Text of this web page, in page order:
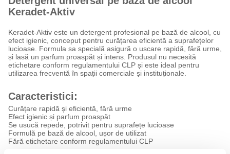
Keradet-Aktiv
Keradet-Aktiv este un detergent profesional pe bază de alcool, cu
efect igienic, conceput pentru curățarea eficientă a suprafețelor
lucioase. Formula sa specială asigură o uscare rapidă, fără urme,
și lasă un parfum proaspăt și intens. Produsul nu necesită
etichetare conform regulamentului CLP și este ideal pentru
utilizarea frecventă în spații comerciale și instituționale.
Caracteristici:
Curățare rapidă și eficientă, fără urme
Efect igienic și parfum proaspăt
Se usucă repede, potrivit pentru suprafețe lucioase
Formulă pe bază de alcool, ușor de utilizat
Fără etichetare conform regulamentului CLP